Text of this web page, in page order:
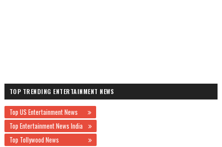
TOP TRENDING ENTERTAINMENT NEWS
Top US Entertainment News
Top Entertainment News India
Top Tollywood News